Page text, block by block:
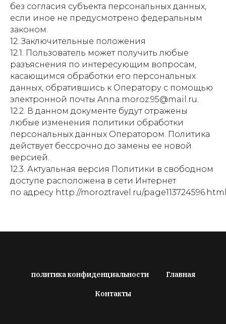
без согласия субъекта персональных данных,
если иное не предусмотрено федеральным
законом.
12. Заключительные положения
12.1. Пользователь может получить любые
разъяснения по интересующим вопросам,
касающимся обработки его персональных
данных, обратившись к Оператору с помощью
электронной почты Anna.moroz.95@mail.ru.
12.2. В данном документе будут отражены
любые изменения политики обработки
персональных данных Оператором. Политика
действует бессрочно до замены ее новой
версией.
12.3. Актуальная версия Политики в свободном
доступе расположена в сети Интернет
по адресу http://moroztravel.ru/
политика конфиденциальности Главная
Контакты